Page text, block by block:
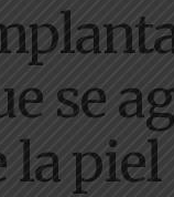
se
la piel